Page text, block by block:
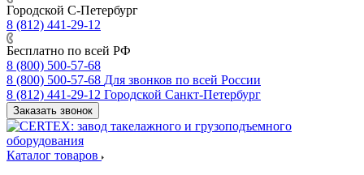
Городской С-Петербург
8 (812) 441-29-12
Бесплатно по всей РФ
8 (800) 500-57-68
8 (800) 500-57-68 Для звонков по всей России
8 (812) 441-29-12 Городской Санкт-Петербург
Заказать звонок
Каталог товаров